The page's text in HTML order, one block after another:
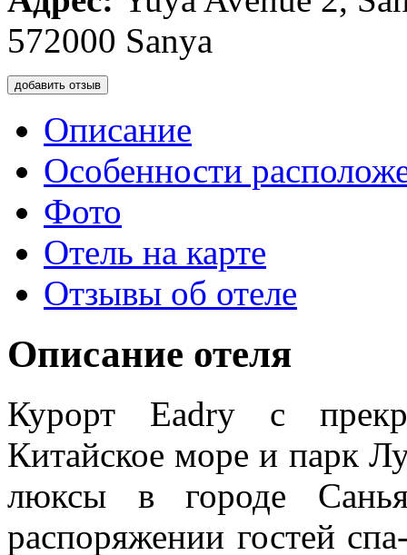
572000 Sanya
добавить отзыв
Описание
Особенности
Фото
Отель на карте
Отзывы об отеле
Описание отеля
Курорт Eadry с
Китайское море и парк
люксы в городе
распоряжении гостей